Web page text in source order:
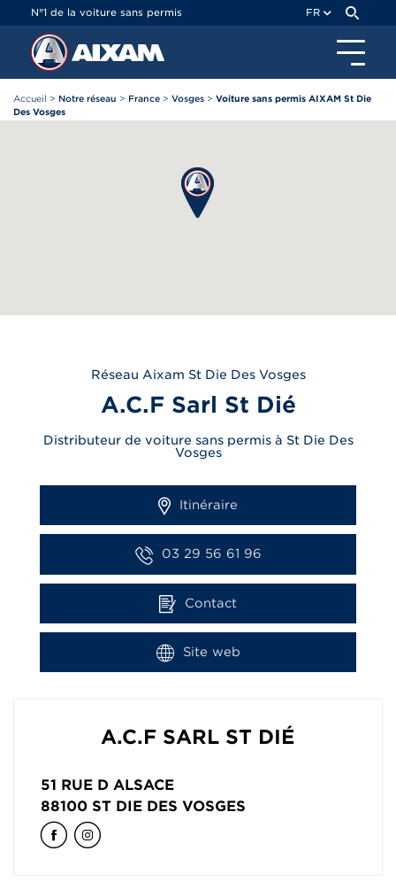
N°1 de la voiture sans permis FR
Accueil > Notre réseau > France > Vosges > Voiture sans permis AIXAM St Die
Des Vosges
Réseau Aixam St Die Des Vosges
A.C.F Sarl St Dié
Distributeur de voiture sans permis à St Die Des
Vosges
Itinéraire
03 29 56 61 96
Contact
Site web
A.C.F SARL ST DIÉ
51 RUE D ALSACE
88100 ST DIE DES VOSGES
Panneau de gestion des cookies